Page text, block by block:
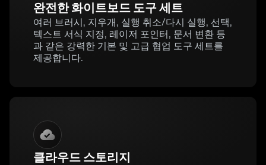
완전한 화이트보드 도구 세트
여러 브러시, 지우개, 실행 취소/다시 실행, 선택,
텍스트 서식 지정, 레이저 포인터, 문서 변환 등
과 같은 강력한 기본 및 고급 협업 도구 세트를
제공합니다.
클라우드 스토리지